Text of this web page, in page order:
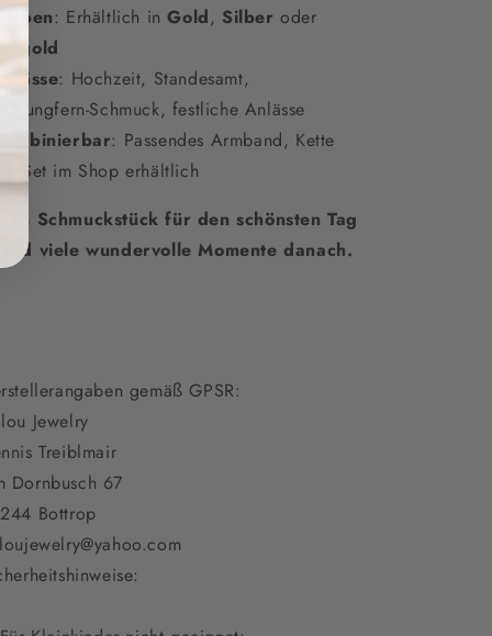
: Erhältlich inGold, Silber oder
Anlässe: Hochzeit, Standesamt,
Schmuck, festliche Anlässe
Kombinierbar: Passendes Armband, Kette
Set im Shop erhältlich
Ein Schmuckstück für den schönsten Tag
und viele wundervolle Momente danach.
gemäß GPSR:
Jewelry
Treiblmair
Dornbusch 67
Bottrop